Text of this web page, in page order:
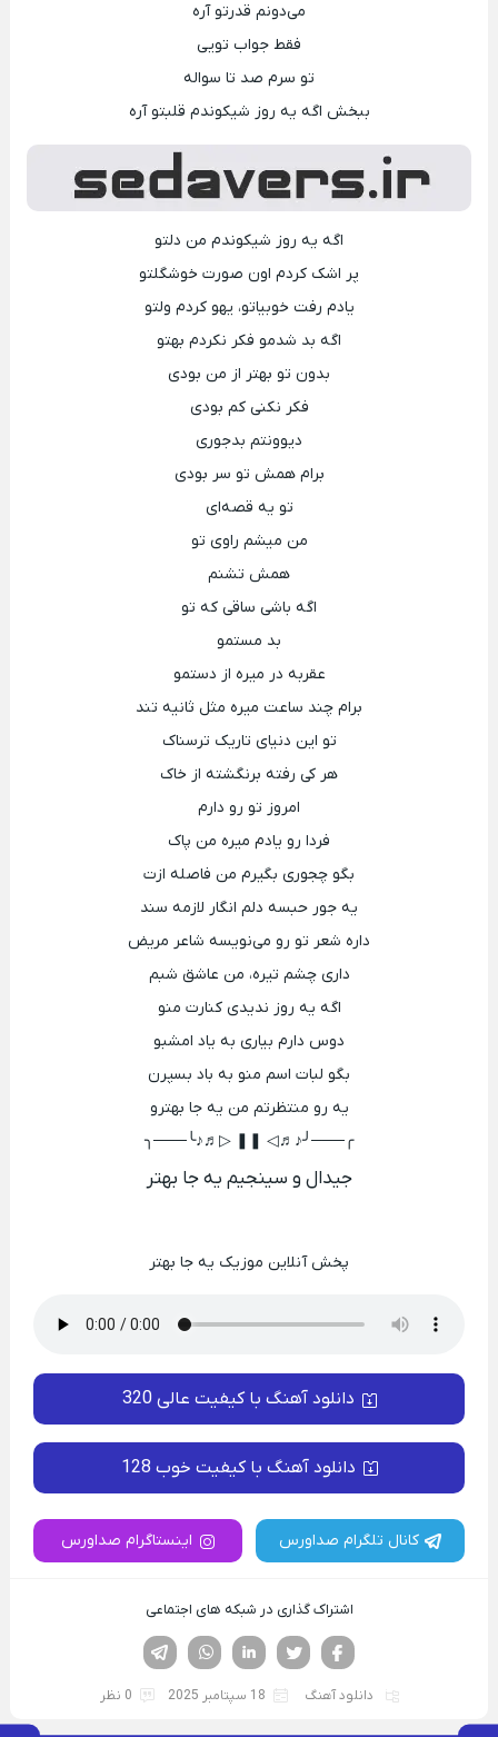
می‌دونم قدرتو آره
فقط جواب تویی
تو سرم صد تا سواله
ببخش اگه یه روز شیکوندم قلبتو آره
اگه یه روز شیکوندم من دلتو
پر اشک کردم اون صورت خوشگلتو
یادم رفت خوبیاتو، یهو کردم ولتو
اگه بد شدمو فکر نکردم بهتو
بدون تو بهتر از من بودی
فکر نکنی کم بودی
دیوونتم بدجوری
برام همش تو سر بودی
تو یه قصه‌ای
من میشم راوی تو
همش تشنم
اگه باشی ساقی که تو
بد مستمو
عقربه در میره از دستمو
برام چند ساعت میره مثل ثانیه تند
تو این دنیای تاریک ترسناک
هر کی رفته برنگشته از خاک
امروز تو رو دارم
فردا رو یادم میره من پاک
بگو چجوری بگیرم من فاصله ازت
یه جور حبسه دلم انگار لازمه سند
داره شعر تو رو می‌نویسه شاعر مریض
داری چشم تیره، من عاشق شبم
اگه یه روز ندیدی کنارت منو
دوس دارم بیاری به یاد امشبو
بگو لبات اسم منو به باد بسپرن
یه رو منتظرتم من یه جا بهترو
╭───╯♪♬◁ ❚❚ ▷♬♪╰───╮
جیدال و سینجیم یه جا بهتر
پخش آنلاین موزیک یه جا بهتر
دانلود آهنگ با کیفیت عالی 320
دانلود آهنگ با کیفیت خوب 128
کانال تلگرام صداورس اینستاگرام صداورس
اشتراک گذاری در شبکه های اجتماعی
لینکدین تویتر
فیسوک
دانلود آهنگ 18 سپتامبر 2025 0 نظر